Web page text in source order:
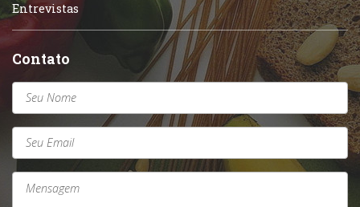
Entrevistas
Contato